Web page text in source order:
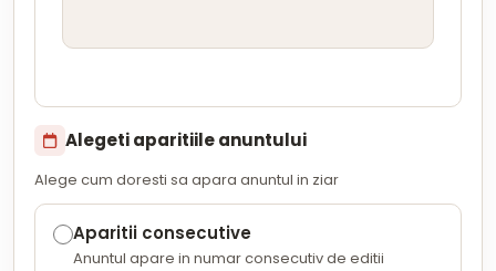
Alegeti aparitiile anuntului
Alege cum doresti sa apara anuntul in ziar
Aparitii consecutive
Anuntul apare in numar consecutiv de editii